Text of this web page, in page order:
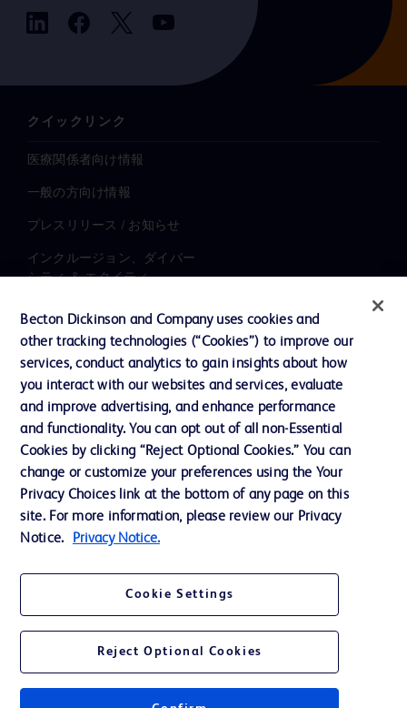
クイックリンク
医療関係者向け情報
一般の方向け情報
プレスリリース / お知らせ
インクルージョン、ダイバー
シティ ＆ エクイティ
会社案内
お問い合わせ
Cookie Preferences
プライバシーポリシー
ご利用規約
Becton, Dickinson and Company. All other trademarks are the property of
their respective owners.
Becton Dickinson and Company uses cookies and
other tracking technologies (“Cookies”) to improve our
services, conduct analytics to gain insights about how
you interact with our websites and services, evaluate
and improve advertising, and enhance performance
and functionality. You can opt out of all non-Essential
Cookies by clicking “Reject Optional Cookies.” You can
change or customize your preferences using the Your
Privacy Choices link at the bottom of any page on this
site. For more information, please review our Privacy
Notice.
Privacy Notice.
Cookie Settings
Reject Optional Cookies